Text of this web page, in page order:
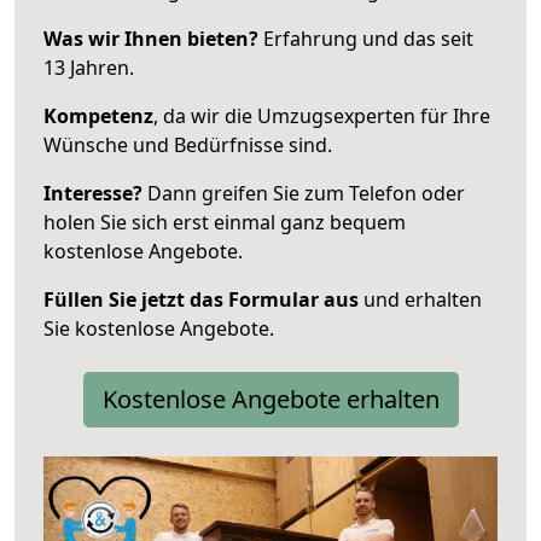
Was wir Ihnen bieten? Erfahrung und das seit
13 Jahren.
Kompetenz, da wir die Umzugsexperten für Ihre
Wünsche und Bedürfnisse sind.
Interesse? Dann greifen Sie zum Telefon oder
holen Sie sich erst einmal ganz bequem
kostenlose Angebote.
Füllen Sie jetzt das Formular aus und erhalten
Sie kostenlose Angebote.
Kostenlose Angebote erhalten